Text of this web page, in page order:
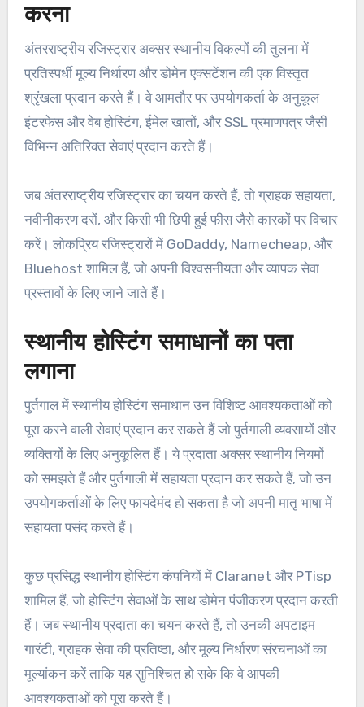
करना
अंतरराष्ट्रीय रजिस्ट्रार अक्सर स्थानीय विकल्पों की तुलना में
प्रतिस्पर्धी मूल्य निर्धारण और डोमेन एक्सटेंशन की एक विस्तृत
श्रृंखला प्रदान करते हैं। वे आमतौर पर उपयोगकर्ता के अनुकूल
इंटरफेस और वेब होस्टिंग, ईमेल खातों, और SSL प्रमाणपत्र जैसी
विभिन्न अतिरिक्त सेवाएं प्रदान करते हैं।
जब अंतरराष्ट्रीय रजिस्ट्रार का चयन करते हैं, तो ग्राहक सहायता,
नवीनीकरण दरों, और किसी भी छिपी हुई फीस जैसे कारकों पर विचार
करें। लोकप्रिय रजिस्ट्रारों में GoDaddy, Namecheap, और
Bluehost शामिल हैं, जो अपनी विश्वसनीयता और व्यापक सेवा
प्रस्तावों के लिए जाने जाते हैं।
स्थानीय होस्टिंग समाधानों का पता
लगाना
पुर्तगाल में स्थानीय होस्टिंग समाधान उन विशिष्ट आवश्यकताओं को
पूरा करने वाली सेवाएं प्रदान कर सकते हैं जो पुर्तगाली व्यवसायों और
व्यक्तियों के लिए अनुकूलित हैं। ये प्रदाता अक्सर स्थानीय नियमों
को समझते हैं और पुर्तगाली में सहायता प्रदान कर सकते हैं, जो उन
उपयोगकर्ताओं के लिए फायदेमंद हो सकता है जो अपनी मातृ भाषा में
सहायता पसंद करते हैं।
कुछ प्रसिद्ध स्थानीय होस्टिंग कंपनियों में Claranet और PTisp
शामिल हैं, जो होस्टिंग सेवाओं के साथ डोमेन पंजीकरण प्रदान करती
हैं। जब स्थानीय प्रदाता का चयन करते हैं, तो उनकी अपटाइम
गारंटी, ग्राहक सेवा की प्रतिष्ठा, और मूल्य निर्धारण संरचनाओं का
मूल्यांकन करें ताकि यह सुनिश्चित हो सके कि वे आपकी
आवश्यकताओं को पूरा करते हैं।